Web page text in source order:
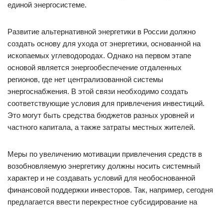
единой энергосистеме.
Развитие альтернативной энергетики в России должно
создать основу для ухода от энергетики, основанной на
ископаемых углеводородах. Однако на первом этапе
основой является энергообеспечение отдаленных
регионов, где нет централизованной системы
энергоснабжения. В этой связи необходимо создать
соответствующие условия для привлечения инвестиций.
Это могут быть средства бюджетов разных уровней и
частного капитала, а также затраты местных жителей.
Меры по увеличению мотивации привлечения средств в
возобновляемую энергетику должны носить системный
характер и не создавать условий для необоснованной
финансовой поддержки инвесторов. Так, например, сегодня
предлагается ввести перекрестное субсидирование на